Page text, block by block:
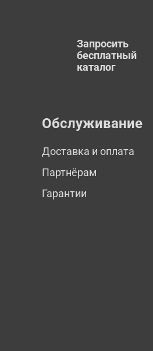
Запросить
бесплатный
каталог
Обслуживание
Доставка и оплата
Партнёрам
Гарантии